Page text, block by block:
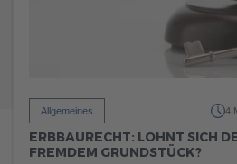
Allgemeines 4
ERBBAURECHT: LOHNT SICH
FREMDEM GRUNDSTÜCK?